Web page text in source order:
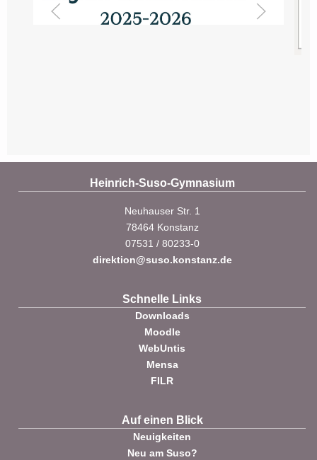
Heinrich-Suso-Gymnasium
Neuhauser Str. 1
78464 Konstanz
07531 / 80233-0
direktion@suso.konstanz.de
Schnelle Links
Downloads
Moodle
WebUntis
Mensa
FILR
Auf einen Blick
Neuigkeiten
Neu am Suso?